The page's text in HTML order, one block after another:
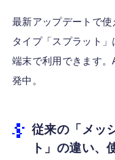
最新アップデートで
タイプ「スプラット
端末で利用できます
発中。
従来の「メッ
ト」の違い、